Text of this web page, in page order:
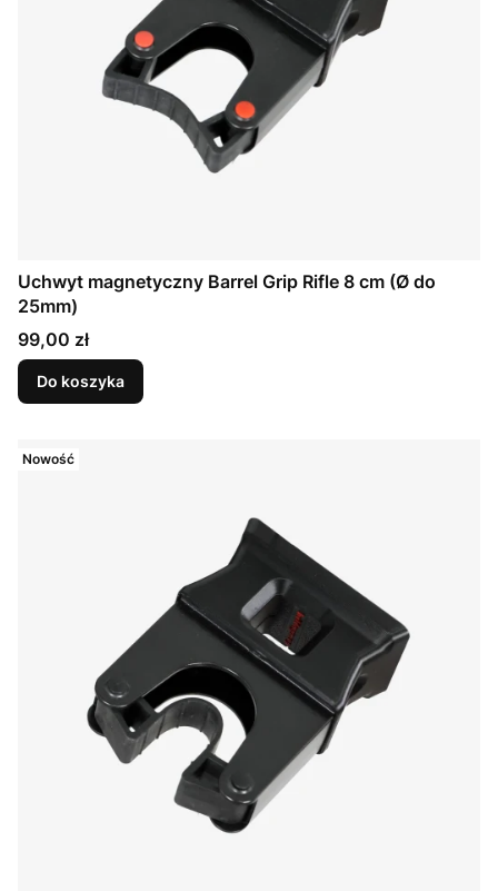
Uchwyt magnetyczny Barrel Grip Rifle 8 cm (Ø do
25mm)
Cena
99,00 zł
Do koszyka
Nowość